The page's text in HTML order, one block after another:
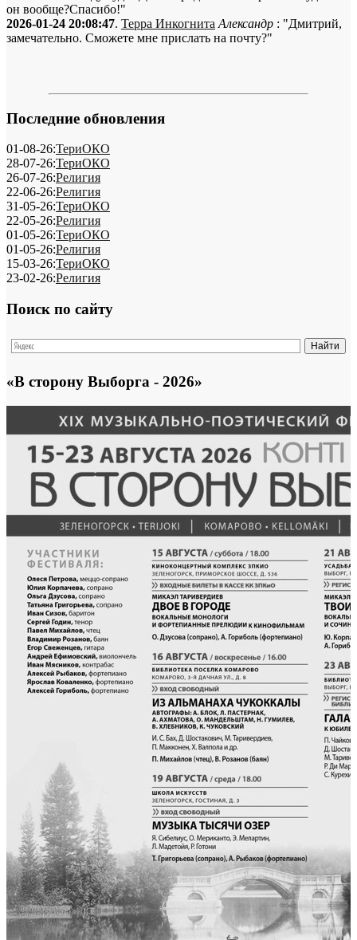
он вообще?Спасибо!"
2026-01-24 20:08:47. Терра Инкогнита Александр : "Дмитрий,
замечательно. Сможете мне прислать на почту?"
Последние обновления
01-08-26:ТериОКО
28-07-26:ТериОКО
26-07-26:Религия
22-06-26:Религия
31-05-26:ТериОКО
22-05-26:Религия
01-05-26:ТериОКО
01-05-26:Религия
15-03-26:ТериОКО
23-02-26:Религия
Поиск по сайту
«В сторону Выборга - 2026»